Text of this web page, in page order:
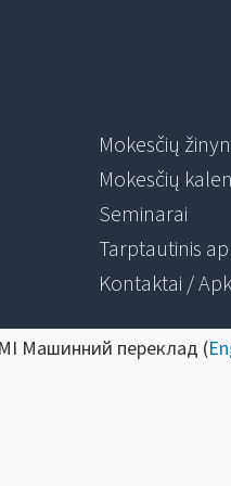
Mokesčių
Mokesčių
Seminarai
Tarptautinis
Kontaktai /
Машинний переклад (